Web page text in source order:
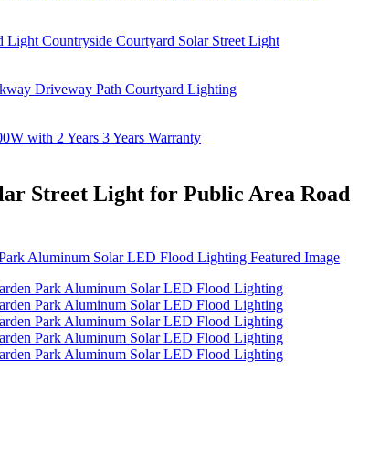
Street Light for Public Area Road